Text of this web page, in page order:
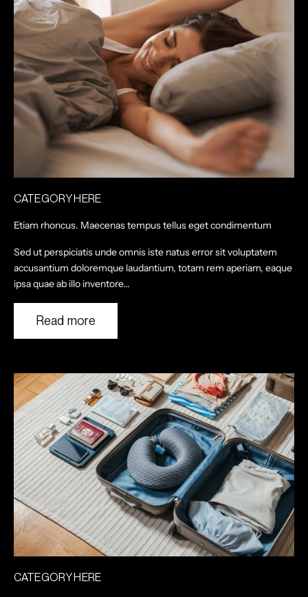
CATEGORY HERE
Etiam rhoncus. Maecenas tempus tellus eget condimentum
Sed ut perspiciatis unde omnis iste natus error sit voluptatem
accusantium doloremque laudantium, totam rem aperiam, eaque
ipsa quae ab illo inventore...
Read more
CATEGORY HERE